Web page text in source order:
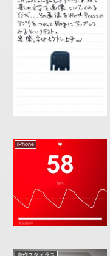
iPhone
自作スタイラス